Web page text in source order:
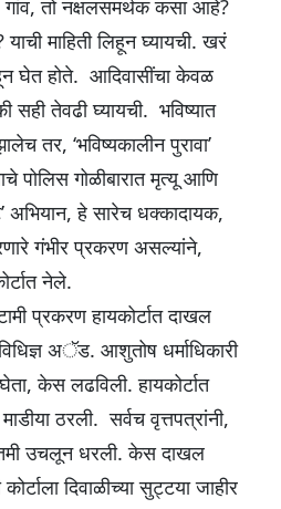
तो नक्षलसमर्थक कसा आहे?
माहिती लिहून घ्यायची. खरं
घेत होते. आदिवासींचा केवळ
तेवढी घ्यायची. भविष्यात
तर, ‘भविष्यकालीन पुरावा’
पोलिस गोळीबारात मृत्यू आणि
अभियान, हे सारेच धक्कादायक,
गंभीर प्रकरण असल्यांने,
नेले.
प्रकरण हायकोर्टात दाखल
अॅड. आशुतोष धर्माधिकारी
केस लढविली. हायकोर्टात
माडीया ठरली. सर्वच वृत्तपत्रांनी,
उचलून धरली. केस दाखल
दिवाळीच्या सुट्टया जाहीर